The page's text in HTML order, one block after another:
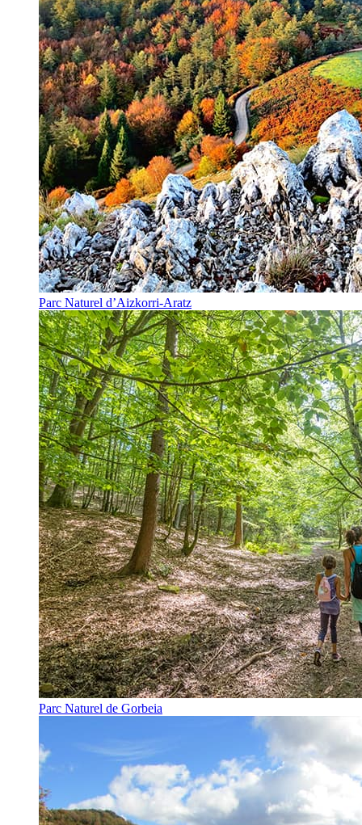
Parc Naturel d’Aizkorri-Aratz
Parc Naturel de Gorbeia